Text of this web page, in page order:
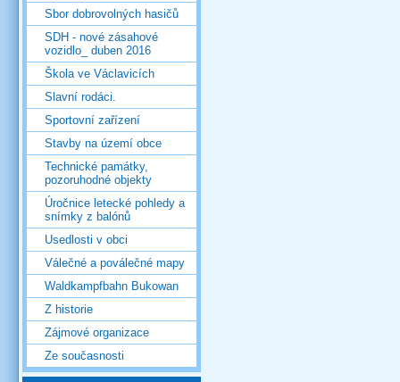
Sbor dobrovolných hasičů
SDH - nové zásahové
vozidlo_ duben 2016
Škola ve Václavicích
Slavní rodáci.
Sportovní zařízení
Stavby na území obce
Technické památky,
pozoruhodné objekty
Úročnice letecké pohledy a
snímky z balónů
Usedlosti v obci
Válečné a poválečné mapy
Waldkampfbahn Bukowan
Z historie
Zájmové organizace
Ze současnosti